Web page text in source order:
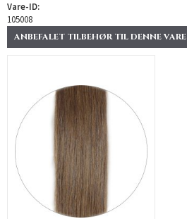
Vare-ID:
105008
ANBEFALET TILBEHØR TIL DENNE VARE